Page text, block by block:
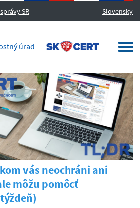
SR Slovensky
MENU
vás neochráni ani
môžu pomôcť